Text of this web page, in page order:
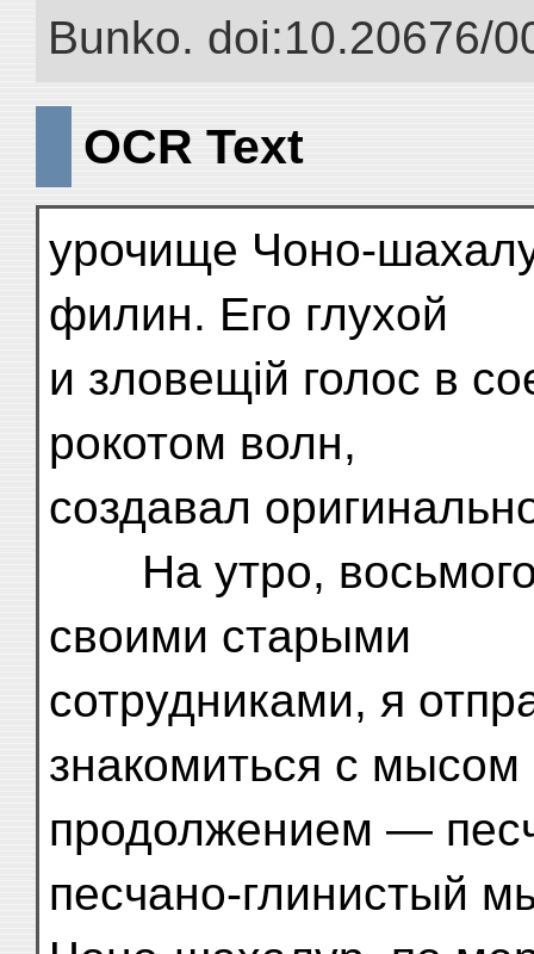
Bunko. doi:10.20676/
OCR Text
урочище Чоно-
филин. Его глухой
и зловещій голос в
рокотом волн,
создавал
На утро, восьмого
своими старыми
сотрудниками, я
знакомиться с мысом
продолжением —
песчано-глинистый